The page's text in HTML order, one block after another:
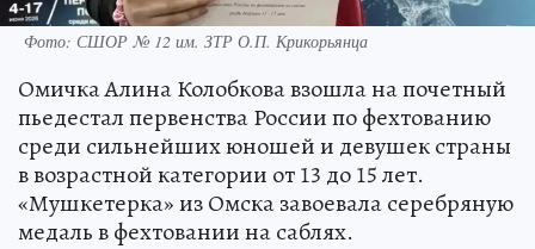
Фото: СШОР № 12 им. ЗТР О.П. Крикорьянца
Омичка Алина Колобкова взошла на почетный
пьедестал первенства России по фехтованию
среди сильнейших юношей и девушек страны
в возрастной категории от 13 до 15 лет.
«Мушкетерка» из Омска завоевала серебряную
медаль в фехтовании на саблях.